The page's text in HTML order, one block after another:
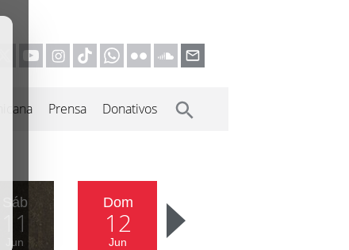
Prensa Donativos
Sáb
11
Jun
Dom
12
Jun